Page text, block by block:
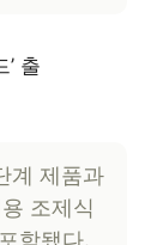
출
계 제품과
조제식
함됐다.